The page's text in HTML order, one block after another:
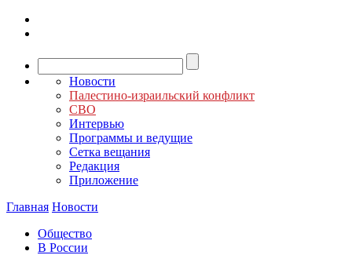
Новости
Палестино-израильский конфликт
СВО
Интервью
Программы и ведущие
Сетка вещания
Редакция
Приложение
Главная Новости
Общество
В России